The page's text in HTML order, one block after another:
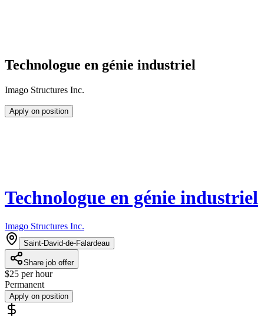
Technologue en génie industriel
Imago Structures Inc.
Apply on position
Technologue en génie industriel
Imago Structures Inc.
Saint-David-de-Falardeau
Share job offer
$25 per hour
Permanent
Apply on position